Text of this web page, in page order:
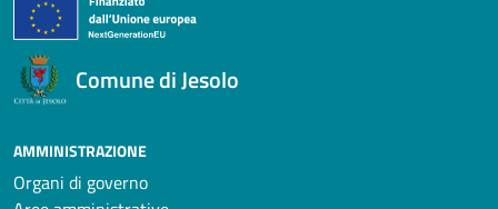
Comune di Jesolo
AMMINISTRAZIONE
Organi di governo